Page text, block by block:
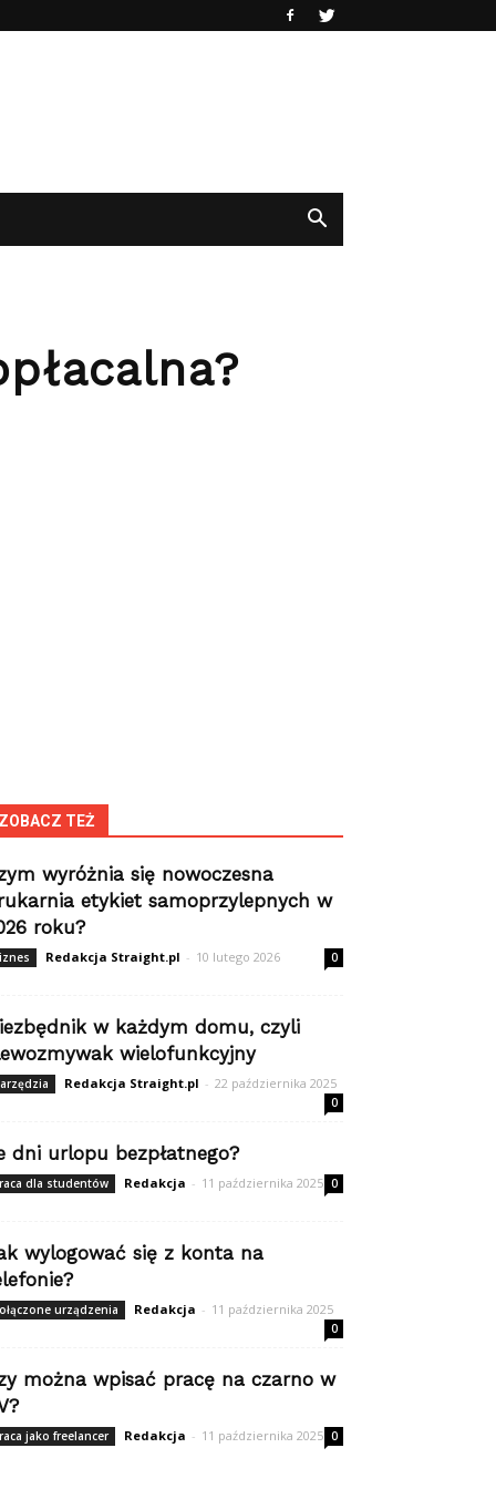
ZOBACZ TEŻ
wyróżnia się nowoczesna
etykiet samoprzylepnych w
roku?
Redakcja Straight.pl - 10 lutego 2026 0
w każdym domu, czyli
wielofunkcyjny
Redakcja Straight.pl - 22 października 2025
0
dni urlopu bezpłatnego?
dla studentów Redakcja - 11 października 2025 0
wylogować się z konta na
urządzenia Redakcja - 11 października 2025
0
można wpisać pracę na czarno w
jako freelancer Redakcja - 11 października 2025 0